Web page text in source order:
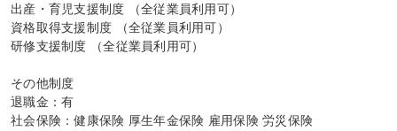
出産・育児支援制度 （全従業員利用可）
資格取得支援制度 （全従業員利用可）
研修支援制度 （全従業員利用可）
その他制度
退職金：有
社会保険：健康保険 厚生年金保険 雇用保険 労災保険